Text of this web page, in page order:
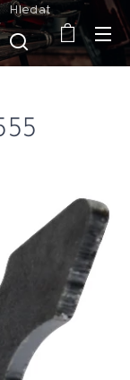
Hledat